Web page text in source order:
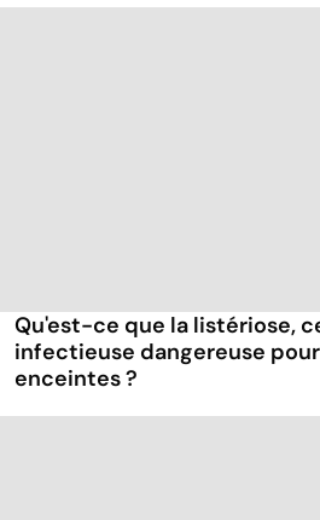
Qu'est-ce que la listériose,
infectieuse dangereuse
enceintes ?